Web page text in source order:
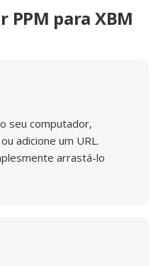
PPM para XBM
seu computador,
adicione um URL.
arrastá-lo